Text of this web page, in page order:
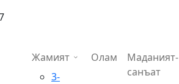
Жамият
3-
Олам
Маданият-
санъат